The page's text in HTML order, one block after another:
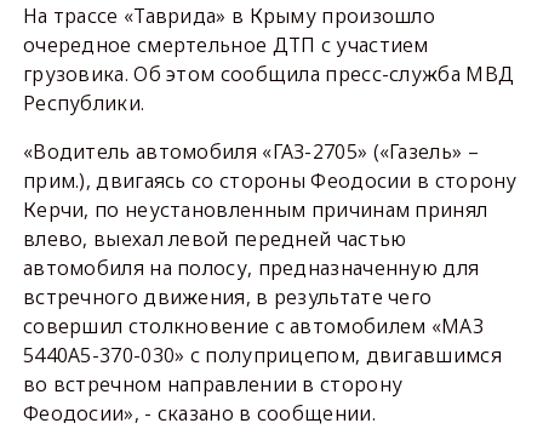
На трассе «Таврида» в Крыму произошло
очередное смертельное ДТП с участием
грузовика. Об этом сообщила пресс-служба МВД
Республики.
«Водитель автомобиля «ГАЗ-2705» («Газель» –
прим.), двигаясь со стороны Феодосии в сторону
Керчи, по неустановленным причинам принял
влево, выехал левой передней частью
автомобиля на полосу, предназначенную для
встречного движения, в результате чего
совершил столкновение с автомобилем «МАЗ
5440A5-370-030» с полуприцепом, двигавшимся
во встречном направлении в сторону
Феодосии», - сказано в сообщении.